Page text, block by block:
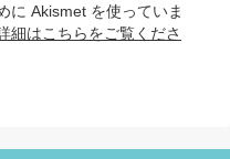
に Akismet を使っていま
細はこちらをご覧くださ